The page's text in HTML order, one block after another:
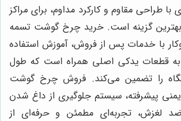
طراحی مقاوم و کارکرد مداوم، برای مراکز
گزینه است. خرید چرخ گوشت تسمه
با خدمات پس از فروش، آموزش استفاده
قطعات یدکی اصلی همراه است که طول
را تضمین می‌کند. فروش چرخ گوشت
پیشرفته، سیستم جلوگیری از داغ شدن
لغزش، تجربه‌ای مطمئن و حرفه‌ای از